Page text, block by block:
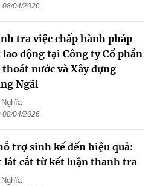
08/04/2026
tra việc chấp hành pháp
lao động tại Công ty Cổ phần
thoát nước và Xây dựng
Ngãi
Nghĩa
08/04/2026
trợ sinh kế đến hiệu quả:
lát cắt từ kết luận thanh tra
Nghĩa